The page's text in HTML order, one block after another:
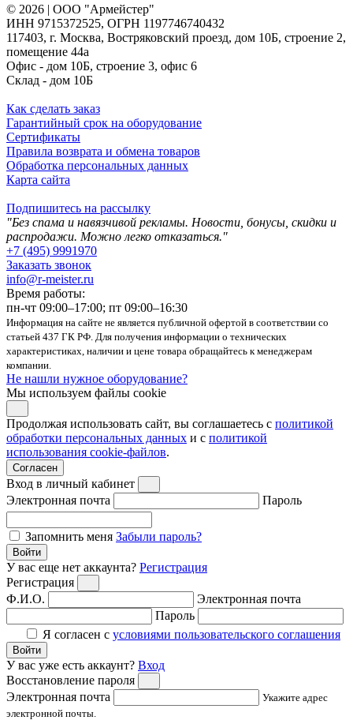
© 2026 | ООО "Армейстер"
ИНН 9715372525, ОГРН 1197746740432
117403, г. Москва, Востряковский проезд, дом 10Б, строение 2,
помещение 44а
Офис - дом 10Б, строение 3, офис 6
Склад - дом 10Б
Как сделать заказ
Гарантийный срок на оборудование
Сертификаты
Правила возврата и обмена товаров
Обработка персональных данных
Карта сайта
Подпишитесь на рассылку
"Без спама и навязчивой рекламы. Новости, бонусы, скидки и
распродажи. Можно легко отказаться."
+7 (495) 9991970
Заказать звонок
info@r-meister.ru
Время работы:
пн-чт 09:00–17:00; пт 09:00–16:30
Информация на сайте не является публичной офертой в соответствии со
статьей 437 ГК РФ. Для получения информации о технических
характеристиках, наличии и цене товара обращайтесь к менеджерам
компании.
Не нашли нужное оборудование?
Мы используем файлы cookie
Продолжая использовать сайт, вы соглашаетесь с политикой
обработки персональных данных и с политикой
использования cookie-файлов.
Согласен
Вход в личный кабинет
Электронная почта
Пароль
Запомнить меня Забыли пароль?
Войти
У вас еще нет аккаунта? Регистрация
Регистрация
Ф.И.О.
Электронная почта
Пароль
Я согласен с условиями пользовательского соглашения
Войти
У вас уже есть аккаунт? Вход
Восстановление пароля
Электронная почта
Укажите адрес
электронной почты.